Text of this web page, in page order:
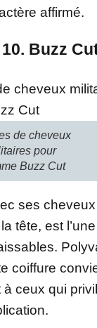
affirmé.
10. Buzz
de cheveux
pour
Buzz Cut
ses
tête, est
coiffure
à ceux qui